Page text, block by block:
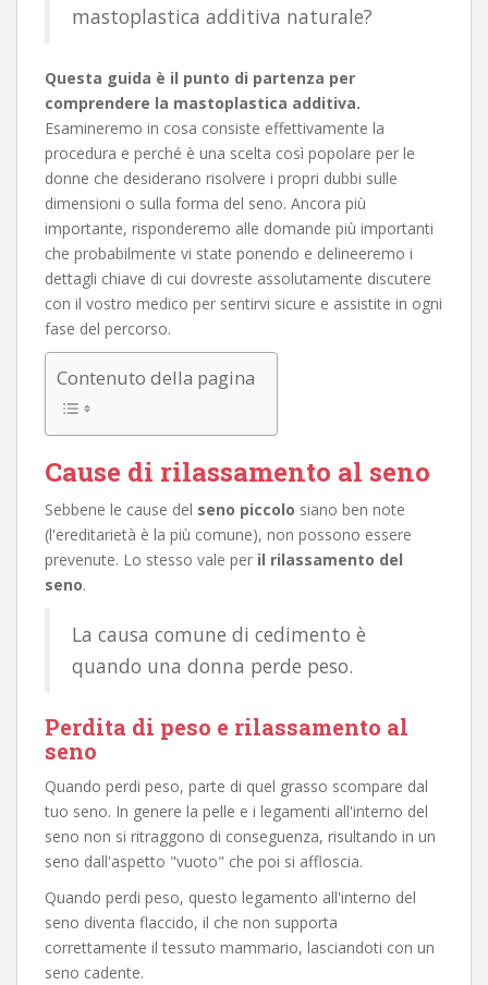
mastoplastica additiva naturale?
Questa guida è il punto di partenza per
comprendere la mastoplastica additiva.
Esamineremo in cosa consiste effettivamente la
procedura e perché è una scelta così popolare per le
donne che desiderano risolvere i propri dubbi sulle
dimensioni o sulla forma del seno. Ancora più
importante, risponderemo alle domande più importanti
che probabilmente vi state ponendo e delineeremo i
dettagli chiave di cui dovreste assolutamente discutere
con il vostro medico per sentirvi sicure e assistite in ogni
fase del percorso.
Contenuto della pagina
Cause di rilassamento al seno
Sebbene le cause del seno piccolo siano ben note
(l'ereditarietà è la più comune), non possono essere
prevenute. Lo stesso vale per il rilassamento del
seno.
La causa comune di cedimento è
quando una donna perde peso.
Perdita di peso e rilassamento al
seno
Quando perdi peso, parte di quel grasso scompare dal
tuo seno. In genere la pelle e i legamenti all'interno del
seno non si ritraggono di conseguenza, risultando in un
seno dall'aspetto "vuoto" che poi si affloscia.
Quando perdi peso, questo legamento all'interno del
seno diventa flaccido, il che non supporta
correttamente il tessuto mammario, lasciandoti con un
seno cadente.